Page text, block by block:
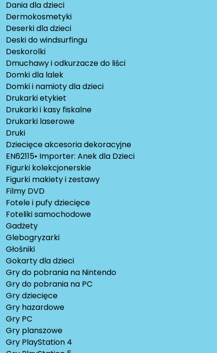
Dania dla dzieci
Dermokosmetyki
Deserki dla dzieci
Deski do windsurfingu
Deskorolki
Dmuchawy i odkurzacze do liści
Domki dla lalek
Domki i namioty dla dzieci
Drukarki etykiet
Drukarki i kasy fiskalne
Drukarki laserowe
Druki
Dziecięce akcesoria dekoracyjne
EN62115• Importer: Anek dla Dzieci
Figurki kolekcjonerskie
Figurki makiety i zestawy
Filmy DVD
Fotele i pufy dziecięce
Foteliki samochodowe
Gadżety
Glebogryzarki
Głośniki
Gokarty dla dzieci
Gry do pobrania na Nintendo
Gry do pobrania na PC
Gry dziecięce
Gry hazardowe
Gry PC
Gry planszowe
Gry PlayStation 4